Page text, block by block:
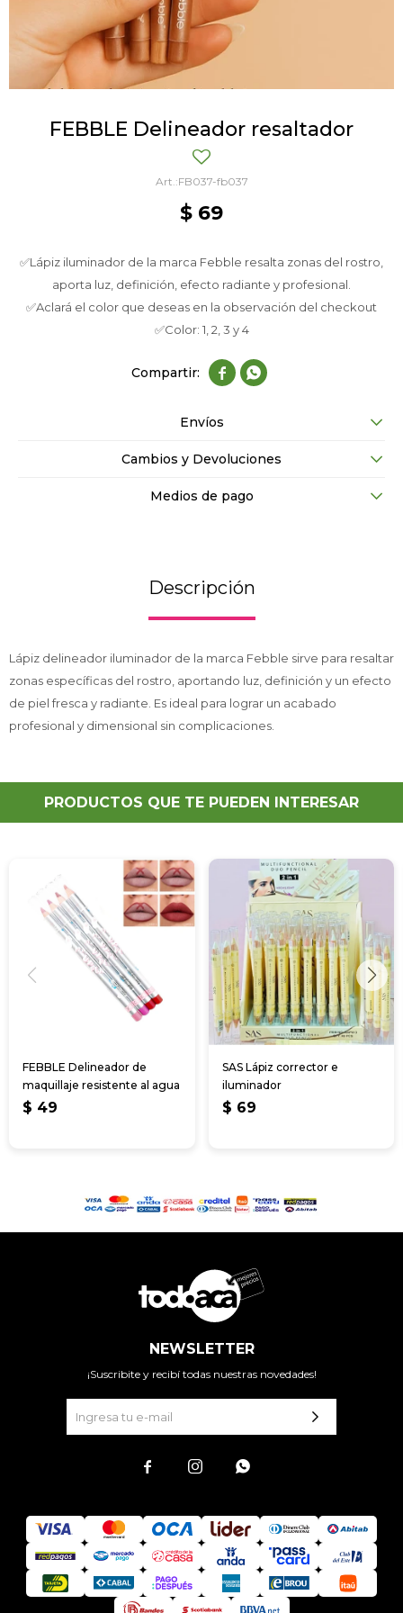
FEBBLE Delineador resaltador
FB037-fb037
$ 69
✅Lápiz iluminador de la marca Febble resalta zonas del rostro,
aporta luz, definición, efecto radiante y profesional.
✅Aclará el color que deseas en la observación del checkout
✅Color: 1, 2, 3 y 4
 
Envíos
Cambios y Devoluciones
Medios de pago
Descripción
Lápiz delineador iluminador de la marca Febble sirve para resaltar
zonas específicas del rostro, aportando luz, definición y un efecto
de piel fresca y radiante. Es ideal para lograr un acabado
profesional y dimensional sin complicaciones.
PRODUCTOS QUE TE PUEDEN INTERESAR
FEBBLE Delineador de
maquillaje resistente al agua
$ 49
SAS Lápiz corrector e
iluminador
$ 69
NEWSLETTER
¡Suscribite y recibí todas nuestras novedades!
  